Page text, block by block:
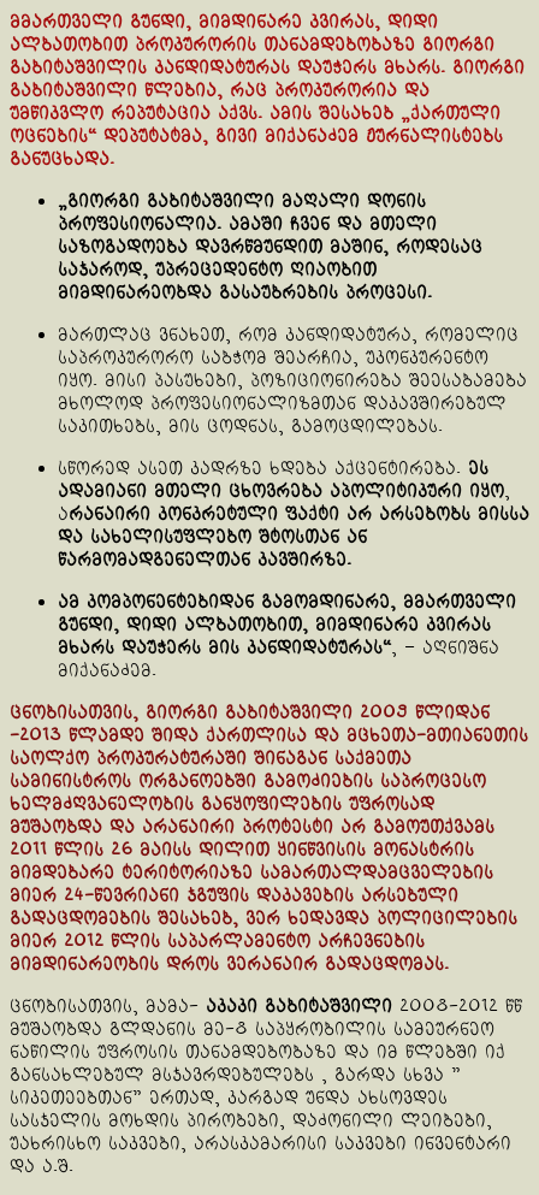
მმართველი გუნდი, მიმდინარე კვირას, დიდი
ალბათობით პროკურორის თანამდებობაზე გიორგი
გაბიტაშვილის კანდიდატურას დაუჭერს მხარს. გიორგი
გაბიტაშვილი წლებია, რაც პროკურორია და
უმწიკვლო რეპუტაცია აქვს. ამის შესახებ „ქართული
ოცნების“ დეპუტატმა, გივი მიქანაძემ ჟურნალისტებს
განუცხადა.
„გიორგი გაბიტაშვილი მაღალი დონის
პროფესიონალია. ამაში ჩვენ და მთელი
საზოგადოება დავრწმუნდით მაშინ, როდესაც
საჯაროდ, უპრეცედენტო ღიაობით
მიმდინარეობდა გასაუბრების პროცესი.
მართლაც ვნახეთ, რომ კანდიდატურა, რომელიც
საპროკურორო საბჭომ შეარჩია, უკონკურენტო
იყო. მისი პასუხები, პოზიციონირება შეესაბამება
მხოლოდ პროფესიონალიზმთან დაკავშირებულ
საკითხებს, მის ცოდნას, გამოცდილებას.
სწორედ ასეთ კადრზე ხდება აქცენტირება. ეს
ადამიანი მთელი ცხოვრება აპოლიტიკური იყო,
არანაირი კონკრეტული ფაქტი არ არსებობს მისსა
და სახელისუფლებო შტოსთან ან
წარმომადგენელთან კავშირზე.
ამ კომპონენტებიდან გამომდინარე, მმართველი
გუნდი, დიდი ალბათობით, მიმდინარე კვირას
მხარს დაუჭერს მის კანდიდატურას“, – აღნიშნა
მიქანაძემ.
ცნობისათვის, გიორგი გაბიტაშვილი 2009 წლიდან
-2013 წლამდე შიდა ქართლისა და მცხეთა-მთიანეთის
საოლქო პროკურატურაში შინაგან საქმეთა
სამინისტროს ორგანოებში გამოძიების საპროცესო
ხელმძღვანელობის განყოფილების უფროსად
მუშაობდა და არანაირი პროტესტი არ გამოუთქვამს
2011 წლის 26 მაისს დილით ყინწვისის მონასტრის
მიმდებარე ტერიტორიაზე სამართალდამცველების
მიერ 24-წევრიანი ჯგუფის დაკავების არსებული
გადაცდომების შესახებ, ვერ ხედავდა პოლიცილების
მიერ 2012 წლის საპარლამენტო არჩევნების
მიმდინარეობის დროს ვერანაირ გადაცდომას.
ცნობისათვის, მამა- აკაკი გაბიტაშვილი 2008-2012 წწ
მუშაობდა გლდანის მე-8 საპყრობილის სამეურნეო
ნაწილის უფროსის თანამდებობაზე და იმ წლებში იქ
განსახლებულ მსჯავრდებულებს , გარდა სხვა ”
სიკეთეებთან” ერთად, კარგად უნდა ახსოვდეს
სასჯელის მოხდის პირობები, დაძონილი ლეიბები,
უახრისხო საკვები, არასკამარისი საკვები ინვენტარი
და ა.შ.